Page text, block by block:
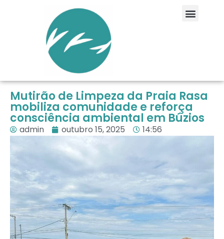
Mutirão de Limpeza da Praia Rasa
mobiliza comunidade e reforça
consciência ambiental em Búzios
admin outubro 15, 2025 14:56